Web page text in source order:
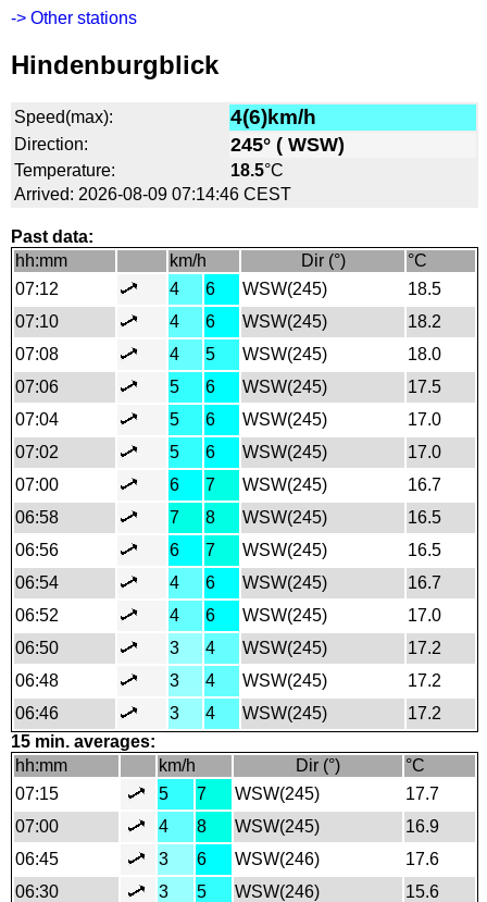
-> Other stations
Hindenburgblick
Speed(max): 4(6)km/h
Direction: 245° ( WSW)
Temperature: 18.5°C
Arrived: 2026-08-09 07:14:46 CEST
Past data:
hh:mm
km/h Dir (°)
°C
07:12
4 6 WSW(245)
18.5
07:10
4 6 WSW(245)
18.2
07:08
4 5 WSW(245)
18.0
07:06
5 6 WSW(245)
17.5
07:04
5 6 WSW(245)
17.0
07:02
5 6 WSW(245)
17.0
07:00
6 7 WSW(245)
16.7
06:58
7 8 WSW(245)
16.5
06:56
6 7 WSW(245)
16.5
06:54
4 6 WSW(245)
16.7
06:52
4 6 WSW(245)
17.0
06:50
3 4 WSW(245)
17.2
06:48
3 4 WSW(245)
17.2
06:46
3 4 WSW(245)
17.2
15 min. averages:
hh:mm
km/h Dir (°)
°C
07:15
5 7 WSW(245)
17.7
07:00
4 8 WSW(245)
16.9
06:45
3 6 WSW(246)
17.6
06:30
3 5 WSW(246)
15.6